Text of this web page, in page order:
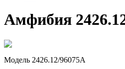
Амфибия
Модель 2426.12/96075А